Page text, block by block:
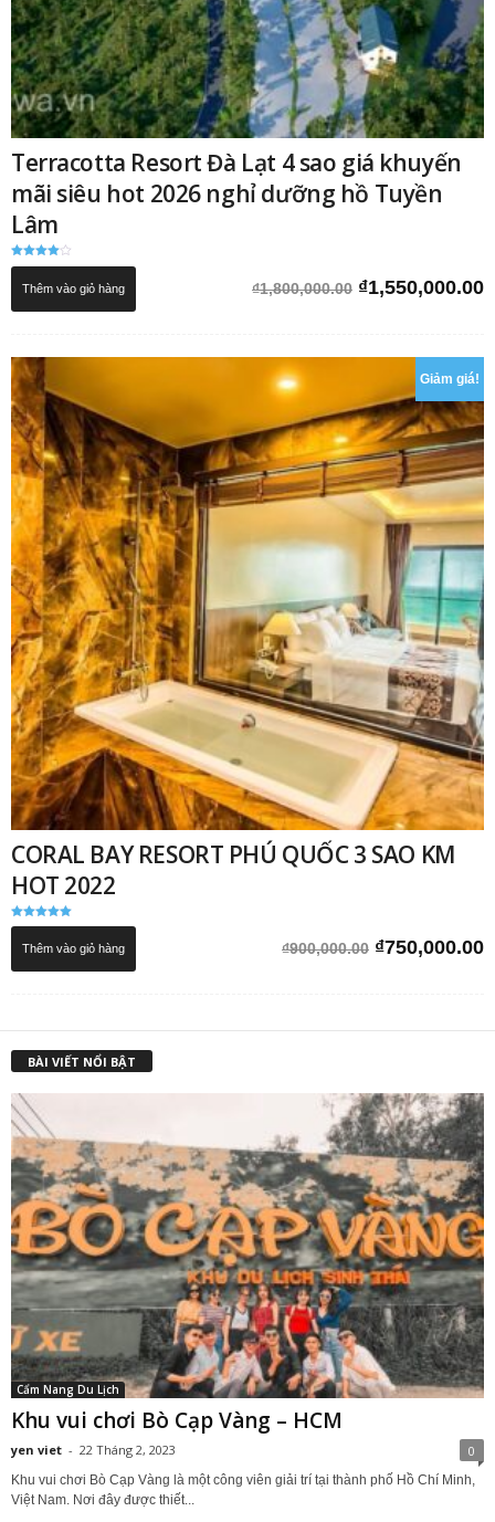
Terracotta Resort Đà Lạt 4 sao giá khuyến
mãi siêu hot 2026 nghỉ dưỡng hồ Tuyền
Lâm
Được xếp
4.00
₫1,800,000.00 Giá
₫1,800,000.00.
₫1,550,000.00
Thêm vào giỏ hàng
Giảm giá!
CORAL BAY RESORT PHÚ QUỐC 3 SAO KM
HOT 2022
Được xếp
5.00
₫900,000.00 Giá
₫750,000.00
Thêm vào giỏ hàng
BÀI VIẾT NỔI BẬT
Cẩm Nang Du Lịch
Khu vui chơi Bò Cạp Vàng – HCM
yen viet - 22 Tháng 2, 2023 0
Khu vui chơi Bò Cạp Vàng là một công viên giải trí tại thành phố Hồ Chí Minh,
Việt Nam. Nơi đây được thiết...